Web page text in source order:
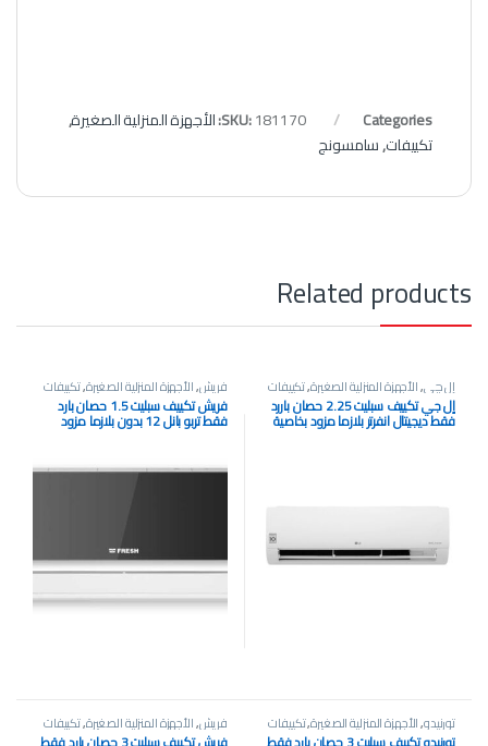
SKU:181170 Categories: الأجهزة المنزلية الصغيرة,
تكييفات,سامسونج
Related products
إل چي,الأجهزة المنزلية الصغيرة,تكييفات
إل جي تكييف سبليت 2.25 حصان باررد
فقط ديجيتال انفرتر بلازما مزود بخاصية
التبريد فائق السرعة ابيض S4-
فريش,الأجهزة المنزلية الصغيرة,تكييفات
فريش تكييف سبليت 1.5 حصان بارد
فقط تربو بانل 12 بدون بلازما مزود
بخاصية التبريد السريع اسود
تورنيدو,الأجهزة المنزلية الصغيرة,تكييفات فريش,الأجهزة المنزلية الصغيرة,تكييفات